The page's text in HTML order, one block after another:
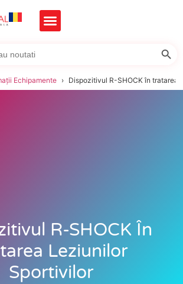
Echipamente Dispozitivul R-SHOCK în tratarea
R-SHOCK În
Leziunilor
Sportivilor